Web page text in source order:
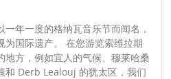
年一度的格纳瓦音乐节而闻名，
为国际遗产。 在您游览索维拉期
地方，例如宜人的气候、穆莱哈桑
和 Derb Lealouj 的犹太区，我们